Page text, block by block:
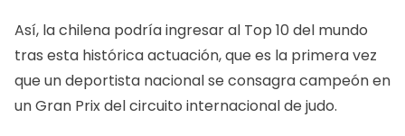
Así, la chilena podría ingresar al Top 10 del mundo
tras esta histórica actuación, que es la primera vez
que un deportista nacional se consagra campeón en
un Gran Prix del circuito internacional de judo.